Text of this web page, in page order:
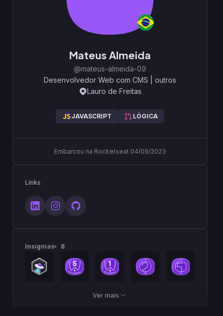
Mateus Almeida
@mateus-almeida-09
Desenvolvedor Web com CMS
outros
Lauro de Freitas
JAVASCRIPT LÓGICA
Embarcou na Rocketseat 04/09/2023
Links
Insígnias 8
Ver mais